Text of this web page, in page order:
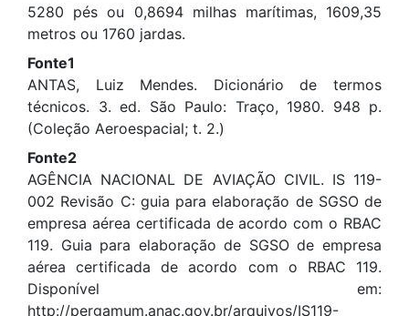
5280 pés ou 0,8694 milhas marítimas, 1609,35
metros ou 1760 jardas.
Fonte1
ANTAS, Luiz Mendes. Dicionário de termos
técnicos. 3. ed. São Paulo: Traço, 1980. 948 p.
(Coleção Aeroespacial; t. 2.)
Fonte2
AGÊNCIA NACIONAL DE AVIAÇÃO CIVIL. IS 119-
002 Revisão C: guia para elaboração de SGSO de
empresa aérea certificada de acordo com o RBAC
119. Guia para elaboração de SGSO de empresa
aérea certificada de acordo com o RBAC 119.
Disponível em:
http://pergamum.anac.gov.br/arquivos/IS119-